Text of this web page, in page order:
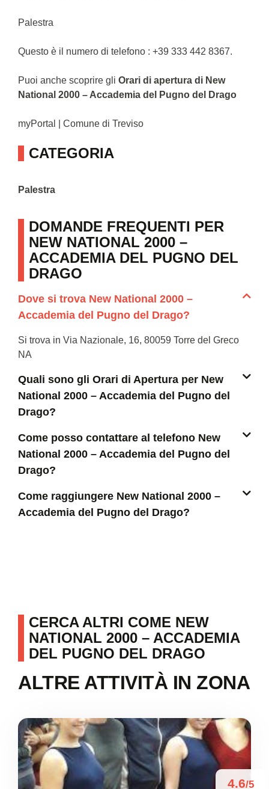
Palestra
Questo è il numero di telefono : +39 333 442 8367.
Puoi anche scoprire gli Orari di apertura di New
National 2000 – Accademia del Pugno del Drago
myPortal | Comune di Treviso
CATEGORIA
Palestra
DOMANDE FREQUENTI PER
NEW NATIONAL 2000 –
ACCADEMIA DEL PUGNO DEL
DRAGO
Dove si trova New National 2000 –
Accademia del Pugno del Drago?
Si trova in Via Nazionale, 16, 80059 Torre del Greco
NA
Quali sono gli Orari di Apertura per New
National 2000 – Accademia del Pugno del
Drago?
Come posso contattare al telefono New
National 2000 – Accademia del Pugno del
Drago?
Come raggiungere New National 2000 –
Accademia del Pugno del Drago?
CERCA ALTRI COME NEW
NATIONAL 2000 – ACCADEMIA
DEL PUGNO DEL DRAGO
ALTRE ATTIVITÀ IN ZONA
4.6/5